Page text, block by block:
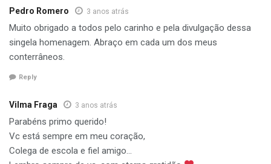
Pedro Romero 3 anos atrás
Muito obrigado a todos pelo carinho e pela divulgação dessa
singela homenagem. Abraço em cada um dos meus
conterrâneos.
Reply
Vilma Fraga 3 anos atrás
Parabéns primo querido!
Vc está sempre em meu coração,
Colega de escola e fiel amigo…